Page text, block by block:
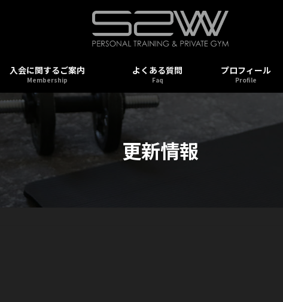
入会に関するご案内
Membership
よくある質問
Faq
プロフィール
Profile
更新情報